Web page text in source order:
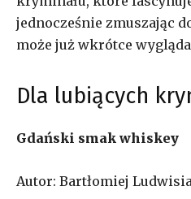
jednocześnie zmuszając
może już wkrótce
Dla lubiących
Gdański smak whiskey
Autor: Bartłomiej